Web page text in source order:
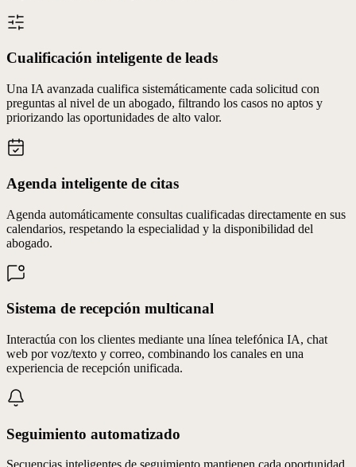
Cualificación inteligente de leads
Una IA avanzada cualifica sistemáticamente cada solicitud con
preguntas al nivel de un abogado, filtrando los casos no aptos y
priorizando las oportunidades de alto valor.
Agenda inteligente de citas
Agenda automáticamente consultas cualificadas directamente en sus
calendarios, respetando la especialidad y la disponibilidad del
abogado.
Sistema de recepción multicanal
Interactúa con los clientes mediante una línea telefónica IA, chat
web por voz/texto y correo, combinando los canales en una
experiencia de recepción unificada.
Seguimiento automatizado